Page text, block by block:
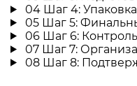
04 Шаг 4: Упаковка
05 Шаг 5:
06 Шаг 6:
07 Шаг 7:
08 Шаг 8: